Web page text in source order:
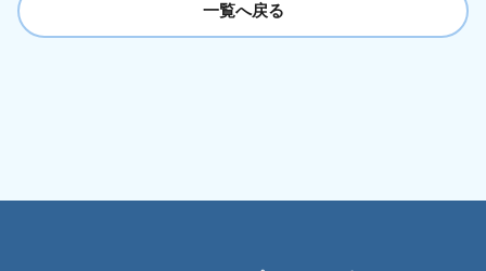
一覧へ戻る